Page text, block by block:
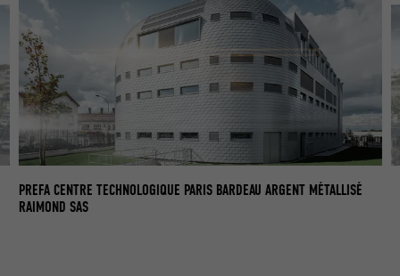
PREFA CENTRE TECHNOLOGIQUE PARIS BARDEAU ARGENT MÉTALLISÉ
RAIMOND SAS